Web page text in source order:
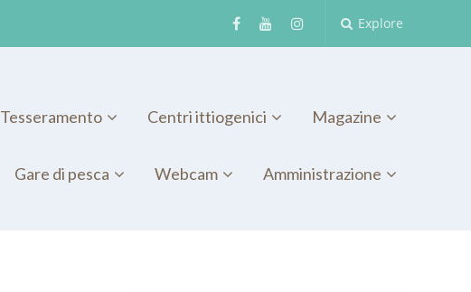
Explore
Tesseramento Centri ittiogenici Magazine
Gare di pesca Webcam Amministrazione